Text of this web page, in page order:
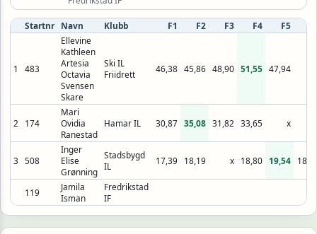
Startnr Navn Klubb F1 F2 F3 F4 F5
1 483
Ellevine
Kathleen
Artesia
Octavia
Svensen
Skare
Ski IL
Friidrett
46,38 45,86 48,90 51,55 47,94
2 174
Mari
Ovidia
Ranestad
Hamar IL 30,87 35,08 31,82 33,65 x
3 508
Inger
Elise
Grønning
Stadsbygd
IL
17,39 18,19 x 18,80 19,54
119
Jamila
Isman
Fredrikstad
IF